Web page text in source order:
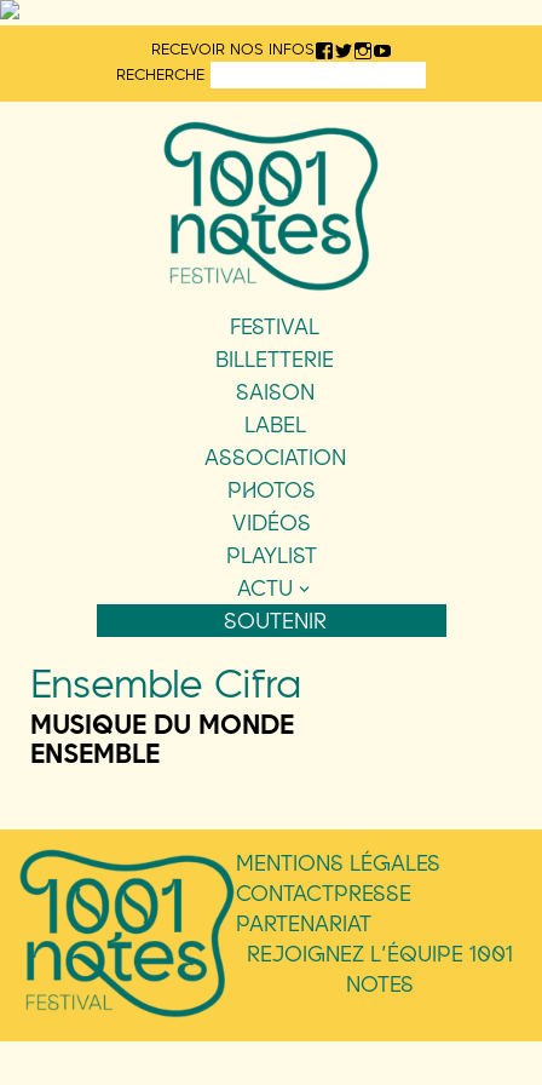
RECEVOIR NOS INFOS
RECHERCHE
FESTIVAL
BILLETTERIE
SAISON
LABEL
ASSOCIATION
PHOTOS
VIDÉOS
PLAYLIST
ACTU
SOUTENIR
Ensemble Cifra
MUSIQUE DU MONDE
ENSEMBLE
MENTIONS LÉGALES
CONTACTPRESSE
PARTENARIAT
REJOIGNEZ L’ÉQUIPE 1001
NOTES